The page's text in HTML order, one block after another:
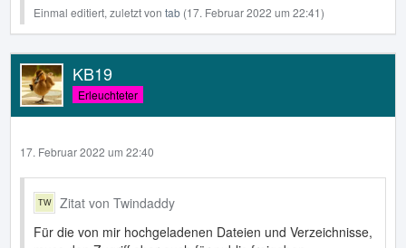
Einmal editiert, zuletzt von tab (17. Februar 2022 um 22:41)
KB19
Erleuchteter
17. Februar 2022 um 22:40
Zitat von Twindaddy
Für die von mir hochgeladenen Dateien und Verzeichnisse,